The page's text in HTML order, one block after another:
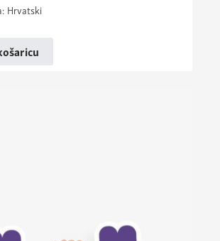
Hrvatski